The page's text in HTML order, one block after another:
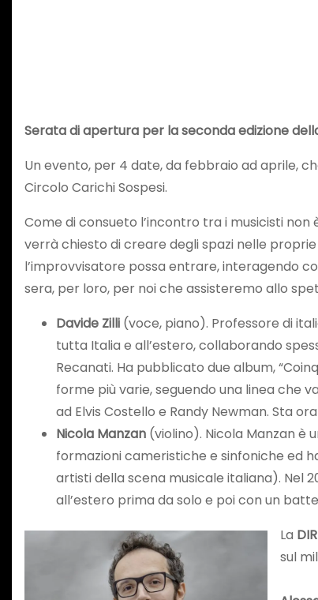
Serata di apertura per la seconda edizione della
Un evento, per 4 date, da febbraio ad aprile,
Circolo Carichi Sospesi.
Come di consueto l’incontro tra i musicisti
verrà chiesto di creare degli spazi nelle
l’improvvisatore possa entrare, interagendo
sera, per loro, per noi che assisteremo allo
Davide Zilli (voce, piano). Professore di
tutta Italia e all’estero, collaborando
Recanati. Ha pubblicato due album,
forme più varie, seguendo una linea che
ad Elvis Costello e Randy Newman. Sta
Nicola Manzan (violino). Nicola Manzan è
formazioni cameristiche e sinfoniche ed
artisti della scena musicale italiana). Nel
all’estero prima da solo e poi con un
La
sul